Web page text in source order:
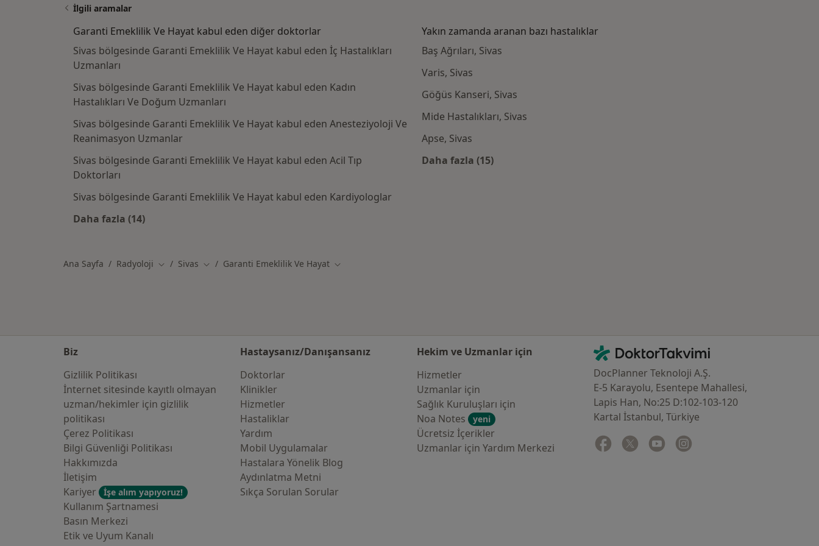
İlgili aramalar
Garanti Emeklilik Ve Hayat kabul eden diğer doktorlar
Sivas bölgesinde Garanti Emeklilik Ve Hayat kabul eden İç Hastalıkları
Uzmanları
Sivas bölgesinde Garanti Emeklilik Ve Hayat kabul eden Kadın
Hastalıkları Ve Doğum Uzmanları
Sivas bölgesinde Garanti Emeklilik Ve Hayat kabul eden Anesteziyoloji Ve
Reanimasyon Uzmanlar
Sivas bölgesinde Garanti Emeklilik Ve Hayat kabul eden Acil Tıp
Doktorları
Sivas bölgesinde Garanti Emeklilik Ve Hayat kabul eden Kardiyologlar
Daha fazla (14)
Yakın zamanda aranan bazı hastalıklar
Baş Ağrıları, Sivas
Varis, Sivas
Göğüs Kanseri, Sivas
Mide Hastalıkları, Sivas
Apse, Sivas
Daha fazla (15)
Ana Sayfa Radyoloji Şehir değiştir
Sivas Şehir değiştir
Garanti Emeklilik Ve Hayat Şehir değiştir
Biz
Gizlilik Politikası
İnternet sitesinde kayıtlı olmayan
uzman/hekimler i̇çin gizlilik
politikası
Çerez Politikası
Bilgi Güvenliği Politikası
Hakkımızda
İletişim
Kariyer
İşe alım yapıyoruz!
Kullanım Şartnamesi
Basın Merkezi
Etik ve Uyum Kanalı
Hastaysanız/Danışansanız
Doktorlar
Klinikler
Hizmetler
Hastaliklar
Yardım
Mobil Uygulamalar
Hastalara Yönelik Blog
Aydınlatma Metni
Sıkça Sorulan Sorular
Hekim ve Uzmanlar için
Hizmetler
Uzmanlar için
Sağlık Kuruluşları için
Noa Notes
yeni
Ücretsiz İçerikler
Uzmanlar için Yardım Merkezi
İletişim
DoktorTakvimi - Ana Sayfa
DocPlanner Teknoloji A.Ş.
E-5 Karayolu, Esentepe Mahallesi,
Lapis Han, No:25 D:102-103-120
Kartal İstanbul, Türkiye
Facebook
yeni bir sekmede açılır
Twitter
yeni bir sekmede açılır
Youtube
yeni bir sekmede açılır